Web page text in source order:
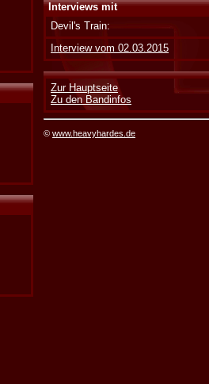
Interviews mit
Devil's Train:
Interview vom 02.03.2015
Zur Hauptseite
Zu den Bandinfos
©www.heavyhardes.de